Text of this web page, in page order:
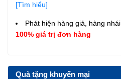
[Tìm hiểu]
Phát hiện hàng giả, hàng nhái,
100% giá trị đơn hàng
Quà tặng khuyến mại